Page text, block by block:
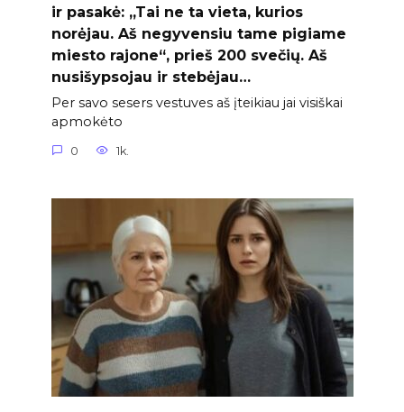
ir pasakė: „Tai ne ta vieta, kurios
norėjau. Aš negyvensiu tame pigiame
miesto rajone“, prieš 200 svečių. Aš
nusišypsojau ir stebėjau…
Per savo sesers vestuves aš įteikiau jai visiškai
apmokėto
0 1k.